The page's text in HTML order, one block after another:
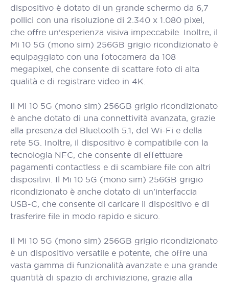
dispositivo è dotato di un grande schermo da 6,7
pollici con una risoluzione di 2.340 x 1.080 pixel,
che offre un'esperienza visiva impeccabile. Inoltre, il
Mi 10 5G (mono sim) 256GB grigio ricondizionato è
equipaggiato con una fotocamera da 108
megapixel, che consente di scattare foto di alta
qualità e di registrare video in 4K.
Il Mi 10 5G (mono sim) 256GB grigio ricondizionato
è anche dotato di una connettività avanzata, grazie
alla presenza del Bluetooth 5.1, del Wi-Fi e della
rete 5G. Inoltre, il dispositivo è compatibile con la
tecnologia NFC, che consente di effettuare
pagamenti contactless e di scambiare file con altri
dispositivi. Il Mi 10 5G (mono sim) 256GB grigio
ricondizionato è anche dotato di un'interfaccia
USB-C, che consente di caricare il dispositivo e di
trasferire file in modo rapido e sicuro.
Il Mi 10 5G (mono sim) 256GB grigio ricondizionato
è un dispositivo versatile e potente, che offre una
vasta gamma di funzionalità avanzate e una grande
quantità di spazio di archiviazione, grazie alla